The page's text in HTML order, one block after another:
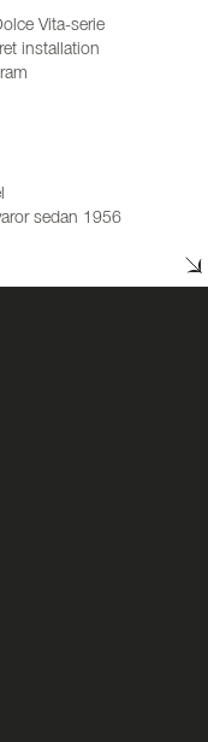
Vita-serie
installation
sedan 1956